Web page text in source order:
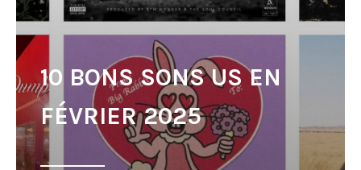
10 BONS SONS US EN
FÉVRIER 2025